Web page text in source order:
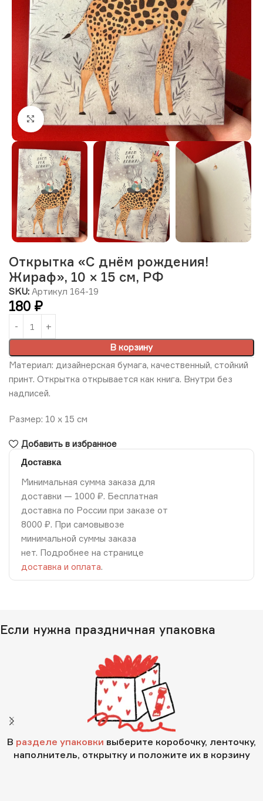
Нажмите, чтобы увеличить изображение
Открытка «С днём рождения!
Жираф», 10 × 15 см, РФ
SKU: Артикул 164-19
180 ₽
В корзину
Материал: дизайнерская бумага, качественный, стойкий
принт. Открытка открывается как книга. Внутри без
надписей.
Размер: 10 х 15 см
Добавить в избранное
Доставка
Минимальная сумма заказа для
доставки — 1000 ₽. Бесплатная
доставка по России при заказе от
8000 ₽. При самовывозе
минимальной суммы заказа
нет. Подробнее на странице
доставка и оплата.
Если нужна праздничная упаковка
В разделе упаковки выберите коробочку, ленточку,
наполнитель, открытку и положите их в корзину